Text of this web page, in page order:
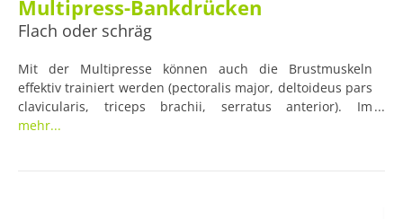
Multipress-Bankdrücken
Flach oder schräg
Mit der Multipresse können auch die Brustmuskeln
effektiv trainiert werden (pectoralis major, deltoideus pars
clavicularis, triceps brachii, serratus anterior). Im
Gegensatz zum normalen Bankdrücken werden in der
mehr...